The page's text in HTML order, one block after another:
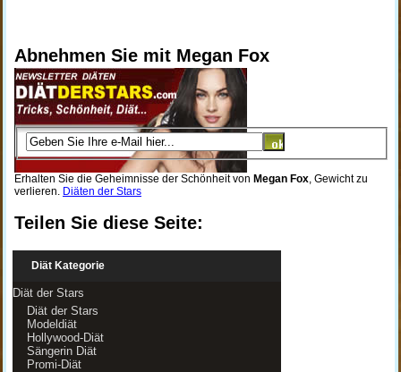
Abnehmen Sie mit Megan Fox
Erhalten Sie die Geheimnisse der Schönheit von Megan Fox, Gewicht zu
verlieren. Diäten der Stars
Teilen Sie diese Seite:
Diät Kategorie
Diät der Stars
Diät der Stars
Modeldiät
Hollywood-Diät
Sängerin Diät
Promi-Diät